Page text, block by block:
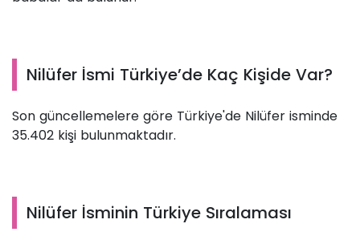
Nilüfer İsmi Türkiye’de Kaç Kişide Var?
Son güncellemelere göre Türkiye'de Nilüfer isminde
35.402 kişi bulunmaktadır.
Nilüfer İsminin Türkiye Sıralaması